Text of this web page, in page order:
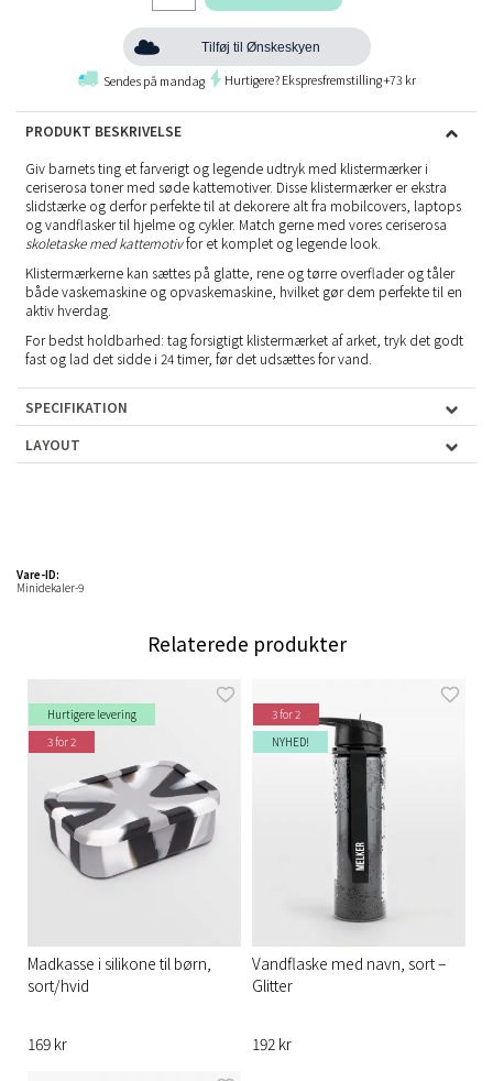
Tilføj til Ønskeskyen
Sendes på mandag Hurtigere? Ekspresfremstilling +73 kr
PRODUKT BESKRIVELSE
Giv barnets ting et farverigt og legende udtryk med klistermærker i
ceriserosa toner med søde kattemotiver. Disse klistermærker er ekstra
slidstærke og derfor perfekte til at dekorere alt fra mobilcovers, laptops
og vandflasker til hjelme og cykler. Match gerne med vores ceriserosa
skoletaske med kattemotivfor et komplet og legende look.
Klistermærkerne kan sættes på glatte, rene og tørre overflader og tåler
både vaskemaskine og opvaskemaskine, hvilket gør dem perfekte til en
aktiv hverdag.
For bedst holdbarhed: tag forsigtigt klistermærket af arket, tryk det godt
fast og lad det sidde i 24 timer, før det udsættes for vand.
SPECIFIKATION
LAYOUT
Vare-ID:
Minidekaler-9
Relaterede produkter
Hurtigere levering
3 for 2
Madkasse i silikone til børn,
sort/hvid
169 kr
3 for 2
NYHED!
Vandflaske med navn, sort –
Glitter
192 kr